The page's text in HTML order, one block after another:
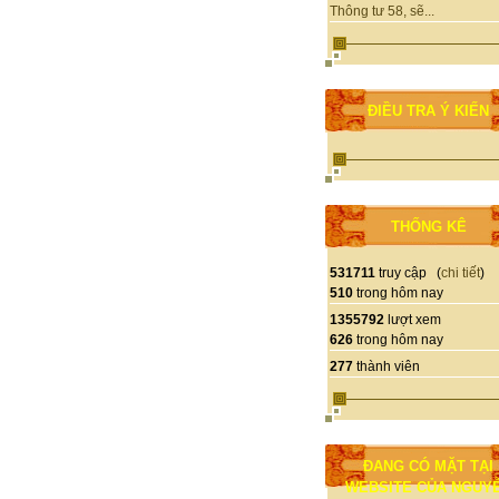
Thông tư 58, sẽ...
ĐIỀU TRA Ý KIẾN
THỐNG KÊ
531711 truy cập (chi tiết)
510 trong hôm nay
1355792 lượt xem
626 trong hôm nay
277 thành viên
ĐANG CÓ MẶT TẠI
WEBSITE CỦA